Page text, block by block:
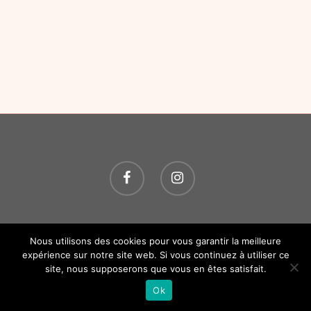
© 2026 O P'TITS SOINS. Tous droits réservés.Création
Atelier Com' Personne. Mentions légales.
Nous utilisons des cookies pour vous garantir la meilleure
expérience sur notre site web. Si vous continuez à utiliser ce
site, nous supposerons que vous en êtes satisfait.
Ok